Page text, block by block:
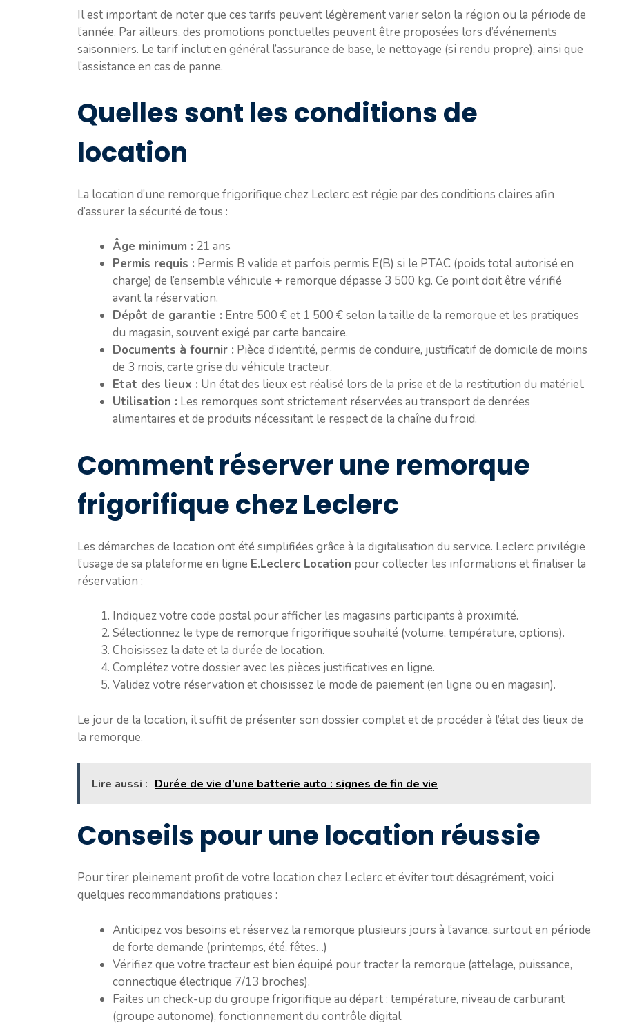
Il est important de noter que ces tarifs peuvent légèrement varier selon la région ou la période de
l’année. Par ailleurs, des promotions ponctuelles peuvent être proposées lors d’événements
saisonniers. Le tarif inclut en général l’assurance de base, le nettoyage (si rendu propre), ainsi que
l’assistance en cas de panne.
Quelles sont les conditions de
location
La location d’une remorque frigorifique chez Leclerc est régie par des conditions claires afin
d’assurer la sécurité de tous :
Âge minimum : 21 ans
Permis requis : Permis B valide et parfois permis E(B) si le PTAC (poids total autorisé en
charge) de l’ensemble véhicule + remorque dépasse 3 500 kg. Ce point doit être vérifié
avant la réservation.
Dépôt de garantie : Entre 500 € et 1 500 € selon la taille de la remorque et les pratiques
du magasin, souvent exigé par carte bancaire.
Documents à fournir : Pièce d’identité, permis de conduire, justificatif de domicile de moins
de 3 mois, carte grise du véhicule tracteur.
Etat des lieux : Un état des lieux est réalisé lors de la prise et de la restitution du matériel.
Utilisation : Les remorques sont strictement réservées au transport de denrées
alimentaires et de produits nécessitant le respect de la chaîne du froid.
Comment réserver une remorque
frigorifique chez Leclerc
Les démarches de location ont été simplifiées grâce à la digitalisation du service. Leclerc privilégie
l’usage de sa plateforme en ligne E.Leclerc Location pour collecter les informations et finaliser la
réservation :
Indiquez votre code postal pour afficher les magasins participants à proximité.
Sélectionnez le type de remorque frigorifique souhaité (volume, température, options).
Choisissez la date et la durée de location.
Complétez votre dossier avec les pièces justificatives en ligne.
Validez votre réservation et choisissez le mode de paiement (en ligne ou en magasin).
Le jour de la location, il suffit de présenter son dossier complet et de procéder à l’état des lieux de
la remorque.
Lire aussi : Durée de vie d’une batterie auto : signes de fin de vie
Conseils pour une location réussie
Pour tirer pleinement profit de votre location chez Leclerc et éviter tout désagrément, voici
quelques recommandations pratiques :
Anticipez vos besoins et réservez la remorque plusieurs jours à l’avance, surtout en période
de forte demande (printemps, été, fêtes…)
Vérifiez que votre tracteur est bien équipé pour tracter la remorque (attelage, puissance,
connectique électrique 7/13 broches).
Faites un check-up du groupe frigorifique au départ : température, niveau de carburant
(groupe autonome), fonctionnement du contrôle digital.